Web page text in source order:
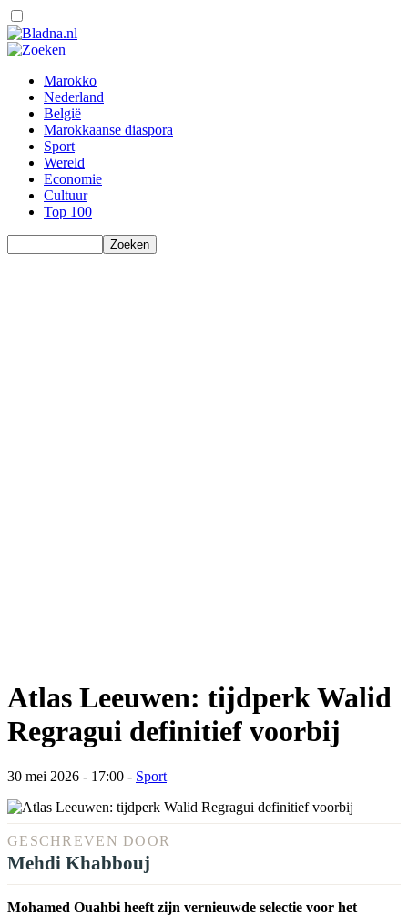
Marokko
Nederland
België
Marokkaanse diaspora
Sport
Wereld
Economie
Cultuur
Top 100
Atlas Leeuwen: tijdperk Walid
Regragui definitief voorbij
30 mei 2026 - 17:00 - Sport
GESCHREVEN DOOR
Mehdi Khabbouj
Mohamed Ouahbi heeft zijn vernieuwde selectie voor het